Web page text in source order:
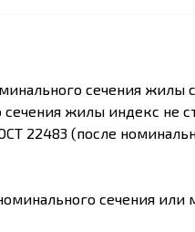
сечения жилы
жилы индекс не
22483 (после
сечения